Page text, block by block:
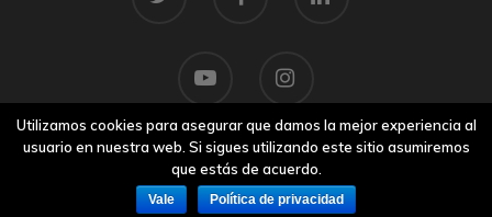
© 2026 Centro Tecnolóxico do Mar.
Aviso legal
Utilizamos cookies para asegurar que damos la mejor experiencia al
usuario en nuestra web. Si sigues utilizando este sitio asumiremos
que estás de acuerdo.
Vale Política de privacidad